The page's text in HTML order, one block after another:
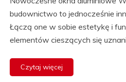
budownictwo to jednocześnie
Łączą one w sobie estetykę i
elementów cieszących się
Czytaj więcej